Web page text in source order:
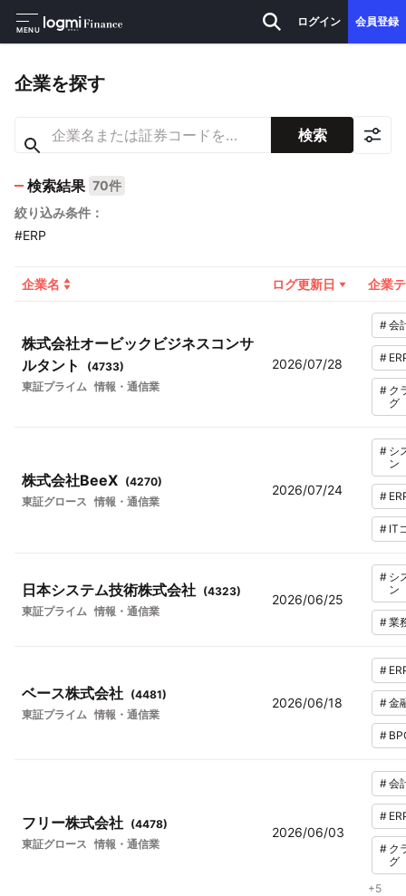
MENU
ログイン 会員登録
企業を探す
検索
検索結果 70件
絞り込み条件：
#ERP
企業名 ログ更新日 企業
株式会社オービックビジネスコンサ
ルタント
(4733)
東証プライム 情報・通信業
2026/07/28
#会
#
# ク
グ
株式会社BeeX (4270)
東証グロース 情報・通信業
2026/07/24
# シ
ン
#
# IT
日本システム技術株式会社 (4323)
東証プライム 情報・通信業
2026/06/25
# シ
ン
#業
ベース株式会社 (4481)
東証プライム 情報・通信業
2026/06/18
#
#金
#
フリー株式会社 (4478)
東証グロース 情報・通信業
2026/06/03
#会
#
# ク
グ
+5